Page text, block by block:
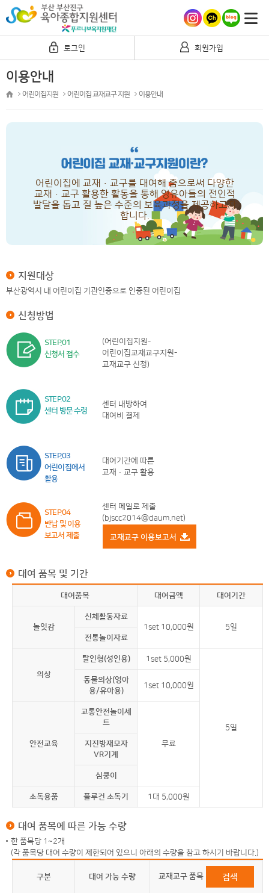
로그인 회원가입
이용안내
어린이집지원 어린이집 교재교구 지원 이용안내
어린이집에 교재·교구를 대여해 줌으로써 다양한
교재·교구 활용한 활동을 통해 영유아들의 전인적
발달을 돕고 질 높은 수준의 보육과정을제공하고자
합니다.
지원대상
부산광역시 내 어린이집 기관인증으로 인증된 어린이집
신청방법
STEP.01
신청서 접수
(어린이집지원-
어린이집교재교구지원-
교재교구 신청)
STEP.02
센터 방문 수령
센터 내방하여
대여비 결제
STEP.03
어린이집에서
활용
대여기간에 따른
교재·교구 활용
STEP.04
반납 및 이용
보고서 제출
센터 메일로 제출
(bjscc2014@daum.net)
교재교구 이용보고서
대여 품목 및 기간
대여품목 대여금액 대여기간
놀잇감
신체활동자료
1set 10,000원
5일
전통놀이자료
의상
탈인형(성인용) 1set 5,000원
5일
동물의상(영아
용/유아용)
1set 10,000원
안전교육
교통안전놀이세
트
무료
지진방재모자
VR기계
심쿵이
소독용품 플루건 소독기 1대 5,000원
대여 품목에 따른 가능 수량
한 품목당 1~2개
(각 품목당 대여 수량이 제한되어 있으니 아래의 수량을 참고 하시기 바랍니다.)
구분 대여 가능 수량 교재교구 품목 검색